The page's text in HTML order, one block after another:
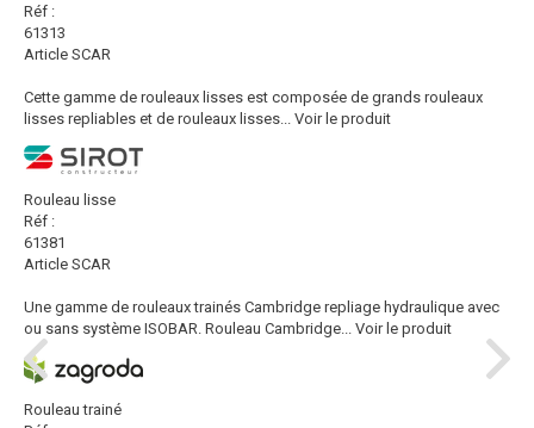
Réf :
61313
Article SCAR
Cette gamme de rouleaux lisses est composée de grands rouleaux
lisses repliables et de rouleaux lisses... Voir le produit
Rouleau lisse
Réf :
61381
Article SCAR
Une gamme de rouleaux trainés Cambridge repliage hydraulique avec
ou sans système ISOBAR. Rouleau Cambridge... Voir le produit
Rouleau trainé